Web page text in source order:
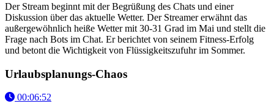
Der Stream beginnt mit der Begrüßung des Chats und einer
Diskussion über das aktuelle Wetter. Der Streamer erwähnt das
außergewöhnlich heiße Wetter mit 30-31 Grad im Mai und stellt die
Frage nach Bots im Chat. Er berichtet von seinem Fitness-Erfolg
und betont die Wichtigkeit von Flüssigkeitszufuhr im Sommer.
Urlaubsplanungs-Chaos
00:06:52